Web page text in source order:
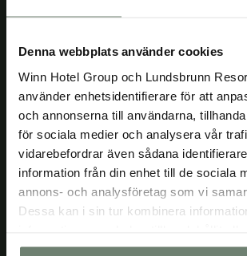
Denna webbplats använder cookies
Winn Hotel Group och Lundsbrunn
använder enhetsidentifierare för att
och annonserna till användarna,
för sociala medier och analysera vår
vidarebefordrar även sådana
information från din enhet till de sociala
annons- och analysföretag som vi
Dessa kan i sin tur kombinera
samlat in när du har använt deras
Frukost & Yoga
Starta dagen med
och fortsätt med
Utvalda datum!
Läs mer
18/10/26